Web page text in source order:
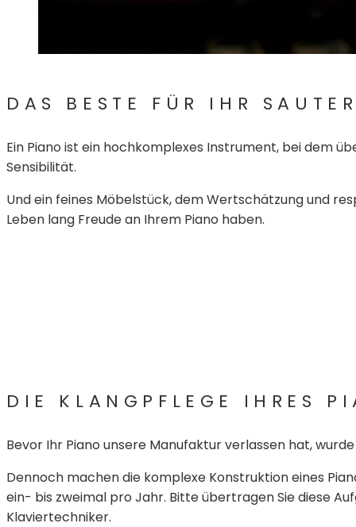
DAS BESTE FÜR IHR
Ein Piano ist ein hochkomplexes Instrument, bei dem
Sensibilität.
Und ein feines Möbelstück, dem Wertschätzung und
Leben lang Freude an Ihrem Piano haben.
DIE KLANGPFLEGE IHRES
Bevor Ihr Piano unsere Manufaktur verlassen hat,
Dennoch machen die komplexe Konstruktion eines
ein- bis zweimal pro Jahr. Bitte übertragen Sie diese
Klaviertechniker.